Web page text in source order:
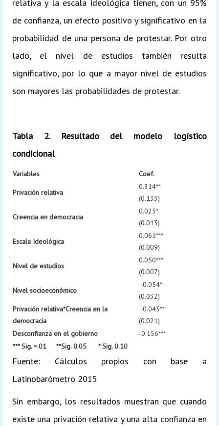
relativa y la escala ideológica tienen, con un 95%
de confianza, un efecto positivo y significativo en la
probabilidad de una persona de protestar. Por otro
lado, el nivel de estudios también resulta
significativo, por lo que a mayor nivel de estudios
son mayores las probabilidades de protestar.
Tabla 2. Resultado del modelo logístico
condicional
Variables Coef.
Privación relativa
0.314**
(0.133)
Creencia en democracia
0.023*
(0.013)
Escala Ideológica
0.061***
(0.009)
Nivel de estudios
0.050***
(0.007)
Nivel socioeconómico
-0.054*
(0.032)
Privación relativa*Creencia en la
democracia
-0.043**
(0.021)
Desconfianza en el gobierno
-0.156***
*** Sig. =.01 **Sig. 0.05 * Sig. 0.10
Fuente: Cálculos propios con base a
Latinobarómetro 2015
Sin embargo, los resultados muestran que cuando
existe una privación relativa y una alta confianza en